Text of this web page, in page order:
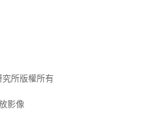
所版權所有
影像